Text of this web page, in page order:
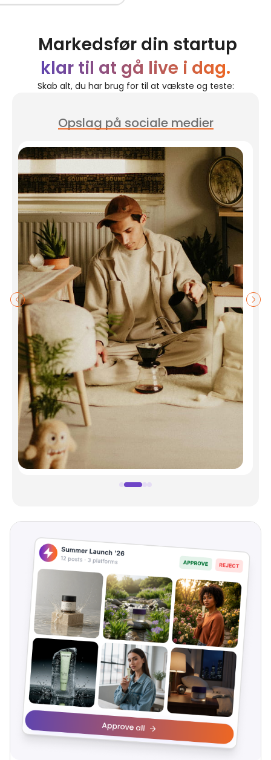
Markedsfør din startup
klar til at gå live i dag.
Skab alt, du har brug for til at vækste og teste:
Opslag på sociale medier